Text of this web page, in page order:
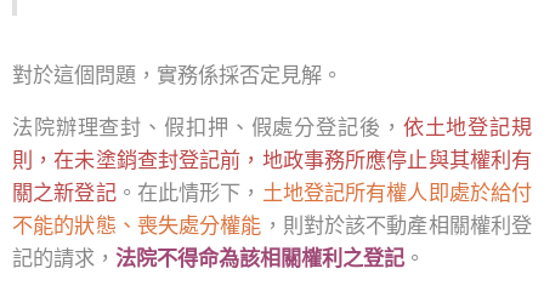
對於這個問題，實務係採否定見解。
法院辦理查封、假扣押、假處分登記後， 依土地登記規
則，在未塗銷查封登記前，地政事務所應停止與其權利有
關之新登記。在此情形下， 土地登記所有權人即處於給付
不能的狀態、喪失處分權能 ，則對於該不動產相關權利登
記的請求， 法院不得命為該相關權利之登記。